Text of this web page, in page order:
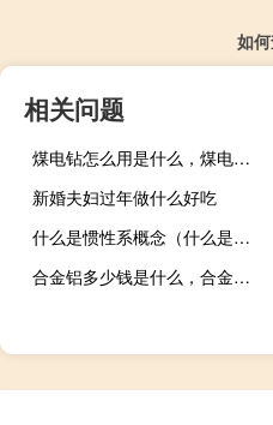
如
相关问题
煤电钻怎么用是什么，煤电钻怎么用2021价格和图文详情
新婚夫妇过年做什么好吃
什么是惯性系概念（什么是惯性系）
合金铝多少钱是什么，合金铝2021价格和图文详情